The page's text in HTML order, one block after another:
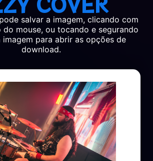
salvar a imagem, clicando com
mouse, ou tocando e segurando
imagem para abrir as opções de
download.